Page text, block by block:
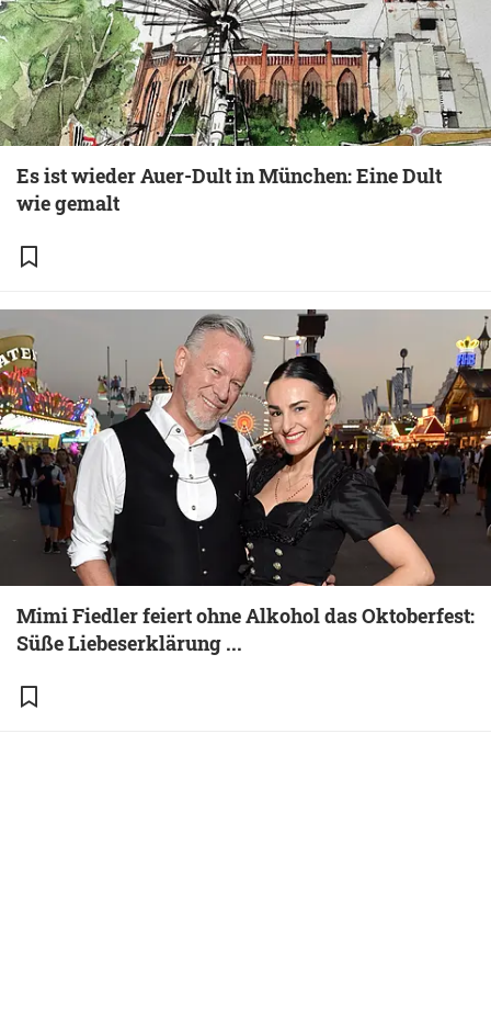
Es ist wieder Auer-Dult in München: Eine Dult
wie gemalt
Mimi Fiedler feiert ohne Alkohol das Oktoberfest:
Süße Liebeserklärung ...